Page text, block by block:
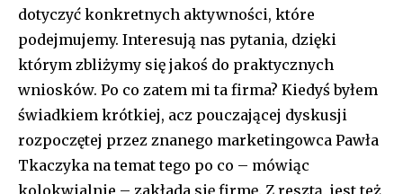
dotyczyć konkretnych aktywności, które
podejmujemy. Interesują nas pytania, dzięki
którym zbliżymy się jakoś do praktycznych
wniosków. Po co zatem mi ta firma? Kiedyś byłem
świadkiem krótkiej, acz pouczającej dyskusji
rozpoczętej przez znanego marketingowca Pawła
Tkaczyka na temat tego po co – mówiąc